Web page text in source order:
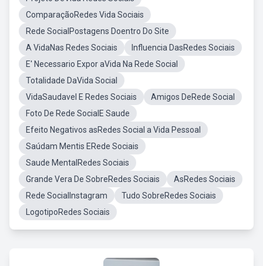
ComparaçãoRedes Vida Sociais
Rede SocialPostagens Doentro Do Site
A VidaNas Redes Sociais
Influencia DasRedes Sociais
E' Necessario Expor aVida Na Rede Social
Totalidade DaVida Social
VidaSaudavel E Redes Sociais
Amigos DeRede Social
Foto De Rede SocialE Saude
Efeito Negativos asRedes Social a Vida Pessoal
Saúdam Mentis ERede Sociais
Saude MentalRedes Sociais
Grande Vera De SobreRedes Sociais
AsRedes Sociais
Rede SocialInstagram
Tudo SobreRedes Sociais
LogotipoRedes Sociais